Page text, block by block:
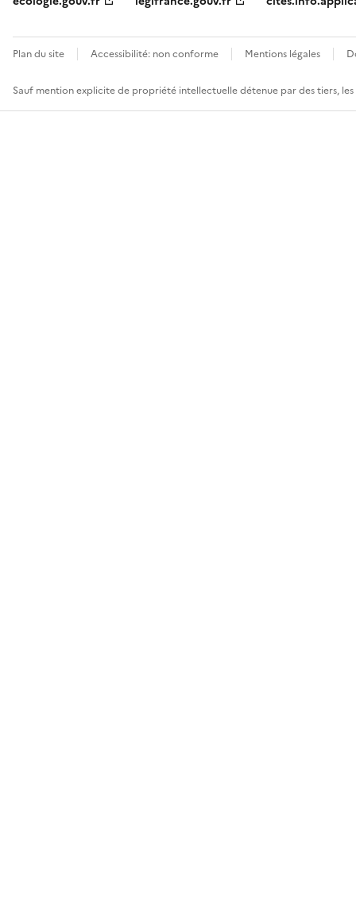
Plan du site Accessibilité: non conforme Mentions légales
Sauf mention explicite de propriété intellectuelle détenue par des tiers,